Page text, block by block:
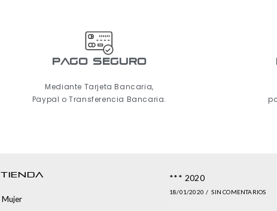
pago seguro
Mediante Tarjeta Bancaria,
Paypal o Transferencia Bancaria.
TIENDA
Mujer
*** 2020
18/01/2020 / SIN COMENTARIOS